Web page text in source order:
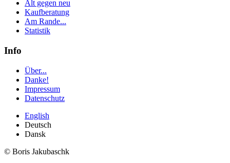
Alt gegen neu
Kaufberatung
Am Rande...
Statistik
Info
Über...
Danke!
Impressum
Datenschutz
English
Deutsch
Dansk
© Boris Jakubaschk